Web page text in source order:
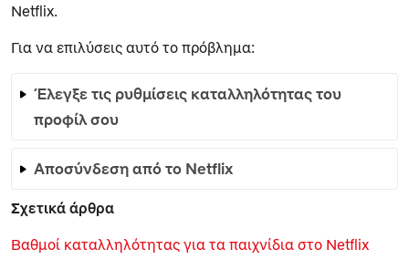
Netflix.
Για να επιλύσεις αυτό το πρόβλημα:
Έλεγξε τις ρυθμίσεις καταλληλότητας του
προφίλ σου
Αποσύνδεση από το Netflix
Σχετικά άρθρα
Βαθμοί καταλληλότητας για τα παιχνίδια στο Netflix